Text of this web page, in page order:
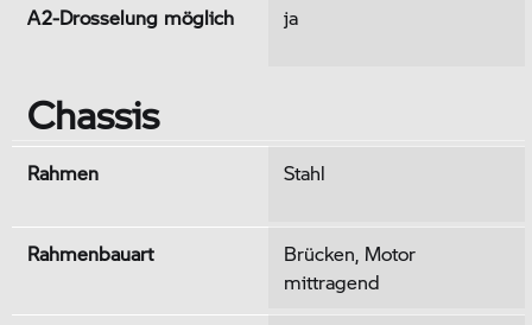
A2-Drosselung möglich ja
Chassis
Rahmen Stahl
Rahmenbauart
Brücken, Motor
mittragend